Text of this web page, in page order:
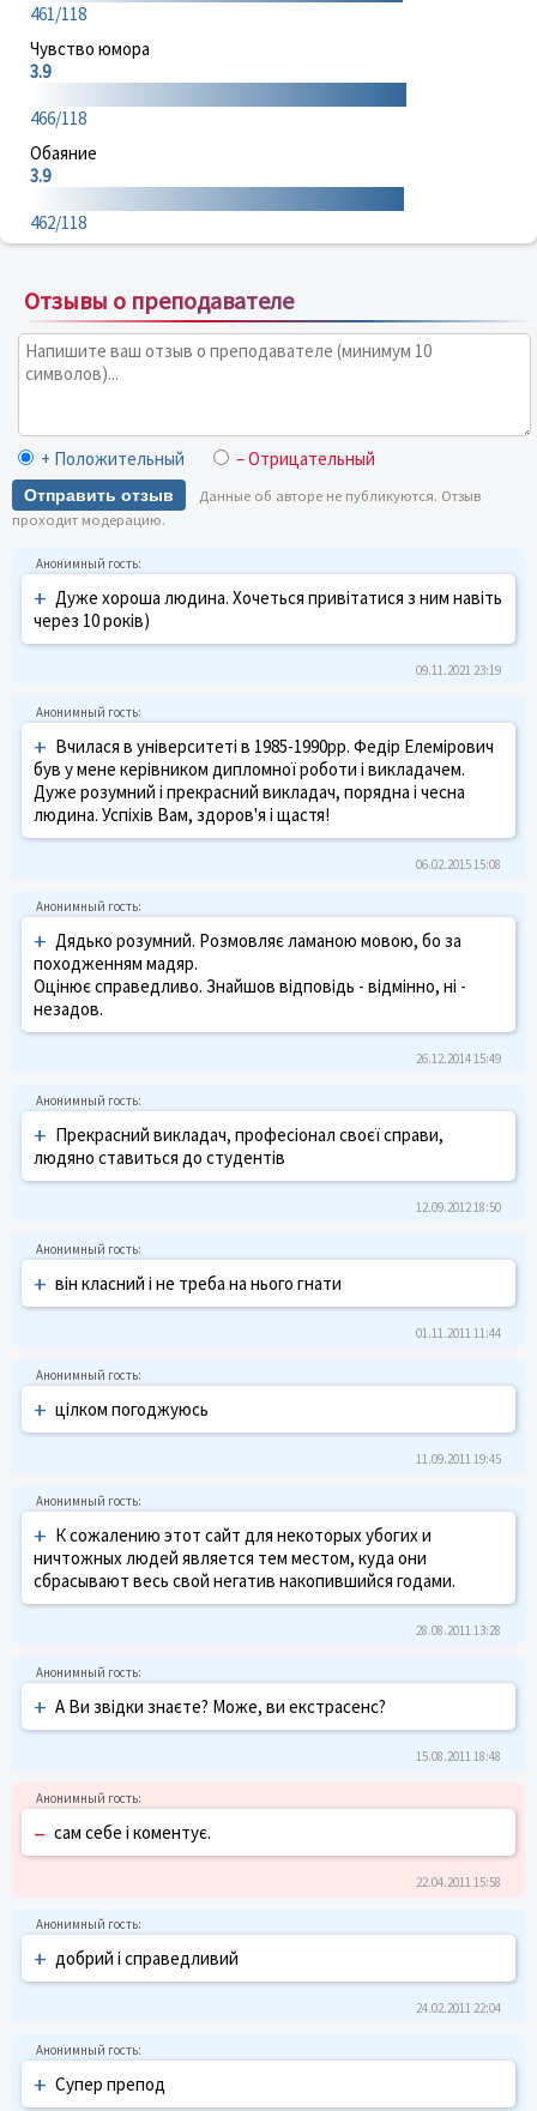
461/118
Чувство юмора
3.9
466/118
Обаяние
3.9
462/118
Отзывы о преподавателе
+ Положительный – Отрицательный
Отправить отзыв
Данные об авторе не публикуются. Отзыв
проходит модерацию.
+ Дуже хороша людина. Хочеться привітатися з ним навіть
через 10 років)
09.11.2021 23:19
+ Вчилася в університеті в 1985-1990рр. Федір Елемірович
був у мене керівником дипломної роботи і викладачем.
Дуже розумний і прекрасний викладач, порядна і чесна
людина. Успіхів Вам, здоров'я і щастя!
06.02.2015 15:08
+ Дядько розумний. Розмовляє ламаною мовою, бо за
походженням мадяр.
Оцінює справедливо. Знайшов відповідь - відмінно, ні -
незадов.
26.12.2014 15:49
+ Прекрасний викладач, професіонал своєї справи,
людяно ставиться до студентів
12.09.2012 18:50
+ він класний і не треба на нього гнати
01.11.2011 11:44
+ цілком погоджуюсь
11.09.2011 19:45
+ К сожалению этот сайт для некоторых убогих и
ничтожных людей является тем местом, куда они
сбрасывают весь свой негатив накопившийся годами.
28.08.2011 13:28
+ А Ви звідки знаєте? Може, ви екстрасенс?
15.08.2011 18:48
– сам себе і коментує.
22.04.2011 15:58
+ добрий і справедливий
24.02.2011 22:04
+ Супер препод